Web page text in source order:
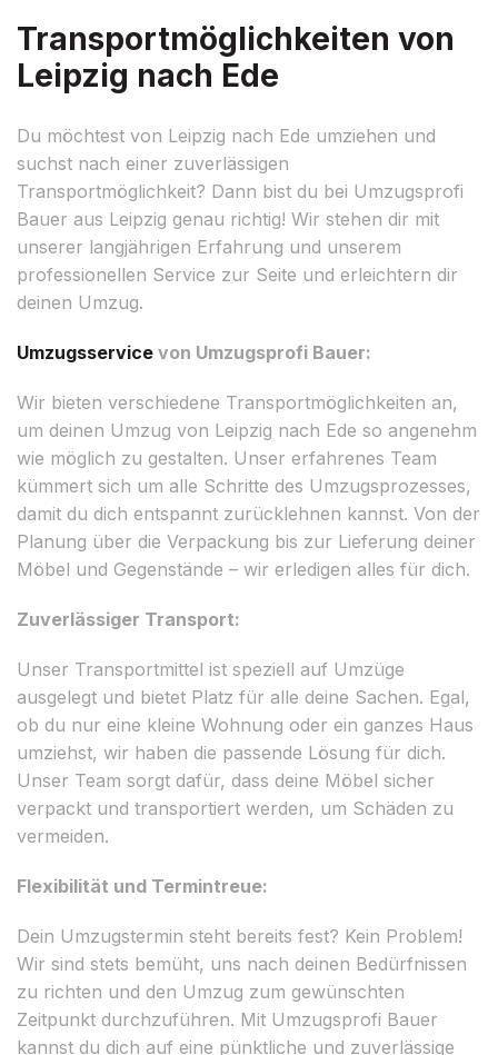
Transportmöglichkeiten von
Leipzig nach Ede
Du möchtest von Leipzig nach Ede umziehen und
suchst nach einer zuverlässigen
Transportmöglichkeit? Dann bist du bei Umzugsprofi
Bauer aus Leipzig genau richtig! Wir stehen dir mit
unserer langjährigen Erfahrung und unserem
professionellen Service zur Seite und erleichtern dir
deinen Umzug.
Umzugsservice von Umzugsprofi Bauer:
Wir bieten verschiedene Transportmöglichkeiten an,
um deinen Umzug von Leipzig nach Ede so angenehm
wie möglich zu gestalten. Unser erfahrenes Team
kümmert sich um alle Schritte des Umzugsprozesses,
damit du dich entspannt zurücklehnen kannst. Von der
Planung über die Verpackung bis zur Lieferung deiner
Möbel und Gegenstände – wir erledigen alles für dich.
Zuverlässiger Transport:
Unser Transportmittel ist speziell auf Umzüge
ausgelegt und bietet Platz für alle deine Sachen. Egal,
ob du nur eine kleine Wohnung oder ein ganzes Haus
umziehst, wir haben die passende Lösung für dich.
Unser Team sorgt dafür, dass deine Möbel sicher
verpackt und transportiert werden, um Schäden zu
vermeiden.
Flexibilität und Termintreue:
Dein Umzugstermin steht bereits fest? Kein Problem!
Wir sind stets bemüht, uns nach deinen Bedürfnissen
zu richten und den Umzug zum gewünschten
Zeitpunkt durchzuführen. Mit Umzugsprofi Bauer
kannst du dich auf eine pünktliche und zuverlässige